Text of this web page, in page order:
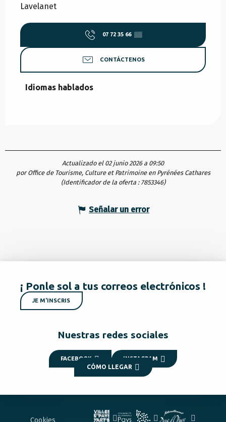
Lavelanet
07 72 35 66 ▒▒
CONTÁCTENOS
Idiomas hablados
Idiomas hablados
Actualizado el 02 junio 2026 a 09:50
por Office de Tourisme, Culture et Patrimoine en Pyrénées Cathares
(Identificador de la oferta : 7853346)
Señalar un error
¡ Ponle sol a tus correos electrónicos !
JE M'INSCRIS
Nuestras redes sociales
FACEBOOK INSTAGRAM
CÓMO LLEGAR